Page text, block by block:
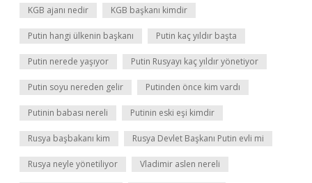
KGB ajanı nedir KGB başkanı kimdir
Putin hangi ülkenin başkanı Putin kaç yıldır başta
Putin nerede yaşıyor Putin Rusyayı kaç yıldır yönetiyor
Putin soyu nereden gelir Putinden önce kim vardı
Putinin babası nereli Putinin eski eşi kimdir
Rusya başbakanı kim Rusya Devlet Başkanı Putin evli mi
Rusya neyle yönetiliyor Vladimir aslen nereli